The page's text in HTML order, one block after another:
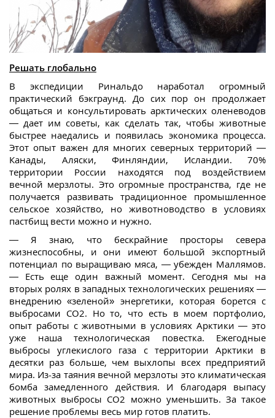
Решать глобально
В экспедиции Ринальдо наработал огромный
практический бэкграунд. До сих пор он продолжает
общаться и консультировать арктических оленеводов
— дает им советы, как сделать так, чтобы животные
быстрее наедались и появилась экономика процесса.
Этот опыт важен для многих северных территорий —
Канады, Аляски, Финляндии, Исландии. 70%
территории России находятся под воздействием
вечной мерзлоты. Это огромные пространства, где не
получается развивать традиционное промышленное
сельское хозяйство, но животноводство в условиях
пастбищ вести можно и нужно.
— Я знаю, что бескрайние просторы севера
жизнеспособны, и они имеют большой экспортный
потенциал по выращиваю мяса, — убежден Маллямов.
— Есть еще один важный момент. Сегодня мы на
вторых ролях в западных технологических решениях —
внедрению «зеленой» энергетики, которая борется с
выбросами СО2. Но то, что есть в моем портфолио,
опыт работы с животными в условиях Арктики — это
уже наша технологическая повестка. Ежегодные
выбросы углекислого газа с территории Арктики в
десятки раз больше, чем выхлопы всех предприятий
мира. Из-за таяния вечной мерзлоты это климатическая
бомба замедленного действия. И благодаря выпасу
животных выбросы СО2 можно уменьшить. За такое
решение проблемы весь мир готов платить.